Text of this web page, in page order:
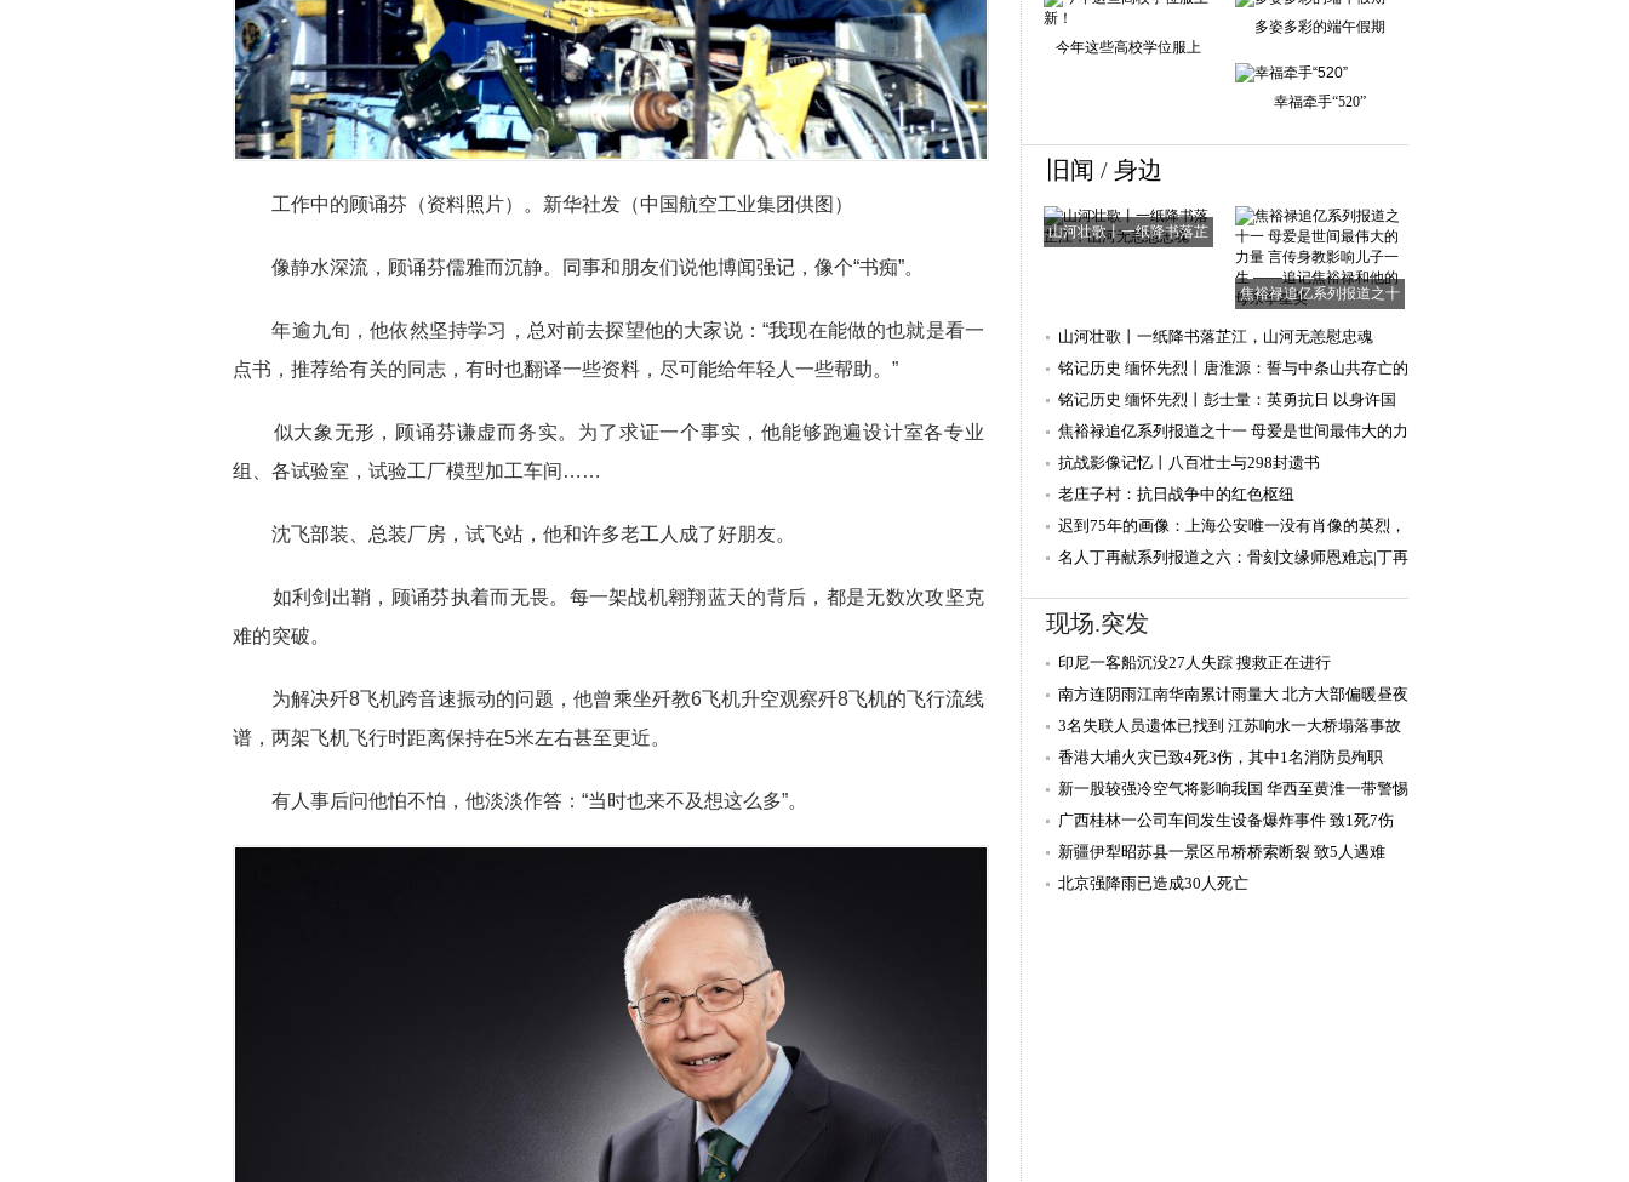
工作中的顾诵芬（资料照片）。新华社发（中国航空工业集团供图）
像静水深流，顾诵芬儒雅而沉静。同事和朋友们说他博闻强记，像个“书痴”。
年逾九旬，他依然坚持学习，总对前去探望他的大家说：“我现在能做的也就是看一
点书，推荐给有关的同志，有时也翻译一些资料，尽可能给年轻人一些帮助。”
似大象无形，顾诵芬谦虚而务实。为了求证一个事实，他能够跑遍设计室各专业
组、各试验室，试验工厂模型加工车间……
沈飞部装、总装厂房，试飞站，他和许多老工人成了好朋友。
如利剑出鞘，顾诵芬执着而无畏。每一架战机翱翔蓝天的背后，都是无数次攻坚克
难的突破。
为解决歼8飞机跨音速振动的问题，他曾乘坐歼教6飞机升空观察歼8飞机的飞行流线
谱，两架飞机飞行时距离保持在5米左右甚至更近。
有人事后问他怕不怕，他淡淡作答：“当时也来不及想这么多”。
今年这些高校学位服上
多姿多彩的端午假期
幸福牵手“520”
旧闻 / 身边
山河壮歌丨一纸降书落芷
焦裕禄追亿系列报道之十
山河壮歌丨一纸降书落芷江，山河无恙慰忠魂
铭记历史 缅怀先烈丨唐淮源：誓与中条山共存亡的
抗日英烈
铭记历史 缅怀先烈丨彭士量：英勇抗日 以身许国
焦裕禄追亿系列报道之十一 母爱是世间最伟大的力
量 言传身教
抗战影像记忆丨八百壮士与298封遗书
老庄子村：抗日战争中的红色枢纽
迟到75年的画像：上海公安唯一没有肖像的英烈，
重现年轻模样
名人丁再献系列报道之六：骨刻文缘师恩难忘|丁再
现场.突发
印尼一客船沉没27人失踪 搜救正在进行
南方连阴雨江南华南累计雨量大 北方大部偏暖昼夜
温差显著
3名失联人员遗体已找到 江苏响水一大桥塌落事故
造成5人死亡
香港大埔火灾已致4死3伤，其中1名消防员殉职
新一股较强冷空气将影响我国 华西至黄淮一带警惕
持续降雨致灾
广西桂林一公司车间发生设备爆炸事件 致1死7伤
新疆伊犁昭苏县一景区吊桥桥索断裂 致5人遇难
北京强降雨已造成30人死亡